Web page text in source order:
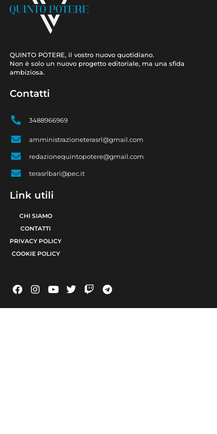
QUINTO POTERE, il vostro nuovo quotidiano.
Non è solo un nuovo progetto editoriale, ma una sfida
ambiziosa.
Contatti
3488966969
amministrazioneterasrl@gmail.com
redazionequintopotere@gmail.com
terasrlbari@pec.it
Link utili
CHI SIAMO
CONTATTI
PRIVACY POLICY
COOKIE POLICY